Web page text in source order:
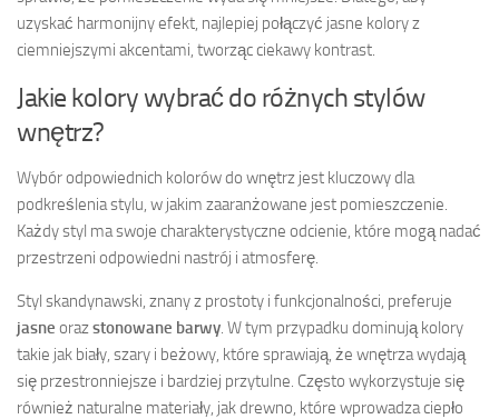
uzyskać harmonijny efekt, najlepiej połączyć jasne kolory z
ciemniejszymi akcentami, tworząc ciekawy kontrast.
Jakie kolory wybrać do różnych stylów
wnętrz?
Wybór odpowiednich kolorów do wnętrz jest kluczowy dla
podkreślenia stylu, w jakim zaaranżowane jest pomieszczenie.
Każdy styl ma swoje charakterystyczne odcienie, które mogą nadać
przestrzeni odpowiedni nastrój i atmosferę.
Styl skandynawski, znany z prostoty i funkcjonalności, preferuje
jasne orazstonowane barwy. W tym przypadku dominują kolory
takie jak biały, szary i beżowy, które sprawiają, że wnętrza wydają
się przestronniejsze i bardziej przytulne. Często wykorzystuje się
również naturalne materiały, jak drewno, które wprowadza ciepło